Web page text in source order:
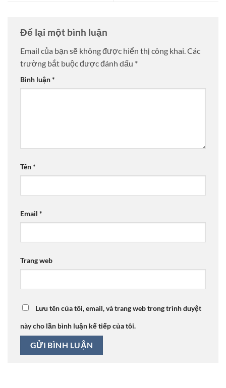
Để lại một bình luận
Email của bạn sẽ không được hiển thị công khai.Các
trường bắt buộc được đánh dấu *
Bình luận*
Tên*
Email *
Trang web
Lưu tên của tôi, email, và trang web trong trình duyệt
này cho lần bình luận kế tiếp của tôi.